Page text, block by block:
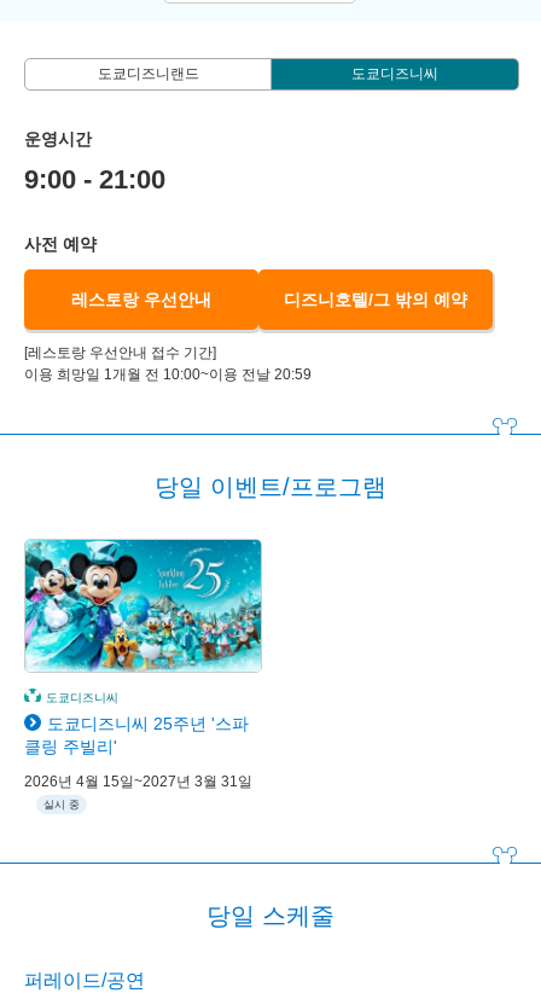
도쿄디즈니랜드 도쿄디즈니씨
운영시간
9:00 - 21:00
사전 예약
레스토랑 우선안내 디즈니호텔/그 밖의 예약
[레스토랑 우선안내 접수 기간]
이용 희망일 1개월 전 10:00~이용 전날 20:59
당일 이벤트/프로그램
도쿄디즈니씨
도쿄디즈니씨 25주년 '스파
클링 주빌리'
2026년 4월 15일~2027년 3월 31일
실시 중
당일 스케줄
퍼레이드/공연